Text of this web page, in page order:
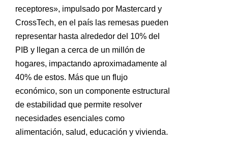
receptores», impulsado por Mastercard y
CrossTech, en el país las remesas pueden
representar hasta alrededor del 10% del
PIB y llegan a cerca de un millón de
hogares, impactando aproximadamente al
40% de estos. Más que un flujo
económico, son un componente estructural
de estabilidad que permite resolver
necesidades esenciales como
alimentación, salud, educación y vivienda.